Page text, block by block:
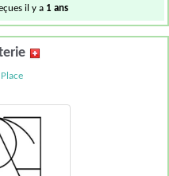
il y a 1 ans